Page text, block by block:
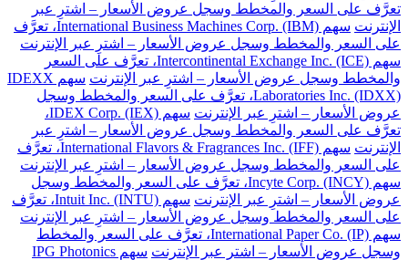
تعرَّف على السعر والمخطط وسجل عروض الأسعار – اشترِ عبر
الإنترنت
سهم International Business Machines Corp. (IBM)، تعرَّف
على السعر والمخطط وسجل عروض الأسعار – اشترِ عبر الإنترنت
سهم Intercontinental Exchange Inc. (ICE)، تعرَّف على السعر
والمخطط وسجل عروض الأسعار – اشترِ عبر الإنترنت
سهم IDEXX
Laboratories Inc. (IDXX)، تعرَّف على السعر والمخطط وسجل
عروض الأسعار – اشترِ عبر الإنترنت
سهم IDEX Corp. (IEX)،
تعرَّف على السعر والمخطط وسجل عروض الأسعار – اشترِ عبر
الإنترنت
سهم International Flavors & Fragrances Inc. (IFF)، تعرَّف
على السعر والمخطط وسجل عروض الأسعار – اشترِ عبر الإنترنت
سهم Incyte Corp. (INCY)، تعرَّف على السعر والمخطط وسجل
عروض الأسعار – اشترِ عبر الإنترنت
سهم Intuit Inc. (INTU)، تعرَّف
على السعر والمخطط وسجل عروض الأسعار – اشترِ عبر الإنترنت
سهم International Paper Co. (IP)، تعرَّف على السعر والمخطط
وسجل عروض الأسعار – اشترِ عبر الإنترنت
سهم IPG Photonics